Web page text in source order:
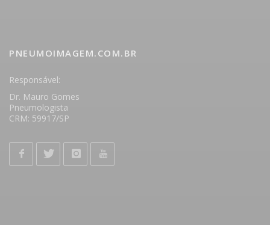
PNEUMOIMAGEM.COM.BR
Responsável:
Dr. Mauro Gomes
Pneumologista
CRM: 59917/SP